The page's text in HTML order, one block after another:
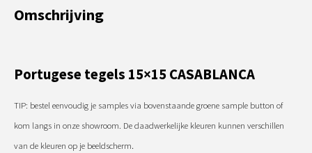
Omschrijving
Portugese tegels 15×15 CASABLANCA
TIP: bestel eenvoudig je samples via bovenstaande groene sample button of
kom langs in onze showroom. De daadwerkelijke kleuren kunnen verschillen
van de kleuren op je beeldscherm.